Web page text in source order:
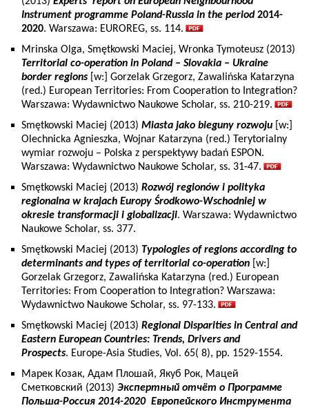
Instrument programme Poland-Russia in the period2014-
2020. Warszawa: EUROREG, ss. 114.
Mrinska Olga, Smętkowski Maciej, Wronka Tymoteusz (2013)
Territorial co-operation in Poland – Slovakia – Ukraine
border regions[w:] Gorzelak Grzegorz, Zawalińska Katarzyna
(red.) European Territories: From Cooperation to Integration?
Warszawa: Wydawnictwo Naukowe Scholar, ss. 210-219.
Smętkowski Maciej (2013) Miasta jako bieguny rozwoju [w:]
Olechnicka Agnieszka, Wojnar Katarzyna (red.) Terytorialny
wymiar rozwoju – Polska z perspektywy badań ESPON.
Warszawa: Wydawnictwo Naukowe Scholar, ss. 31-47.
Smętkowski Maciej (2013) Rozwój regionów i polityka
regionalna w krajach Europy Środkowo-Wschodniej w
okresie transformacji i globalizacji. Warszawa: Wydawnictwo
Naukowe Scholar, ss. 377.
Smętkowski Maciej (2013) Typologies of regions according to
determinants and types of territorial co-operation [w:]
Gorzelak Grzegorz, Zawalińska Katarzyna (red.) European
Territories: From Cooperation to Integration? Warszawa:
Wydawnictwo Naukowe Scholar, ss. 97-133.
Smętkowski Maciej (2013) Regional Disparities in Central and
Eastern European Countries: Trends, Drivers and
Prospects. Europe-Asia Studies, Vol. 65( 8), pp. 1529-1554.
Марек Козак, Адам Плошай, Якуб Рок, Мацей
Сметковский (2013) Экспертный отчёт о Программе
Польша-Россия 2014-2020 Европейского Инструмента